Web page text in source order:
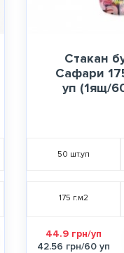
Стакан
Сафари
уп (1ящ/
50 шт.уп
175 г.м2
44.9 грн/уп
42.56 грн/60 уп